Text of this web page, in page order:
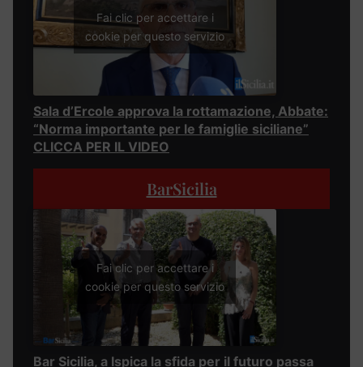
Fai clic per accettare i
cookie per questo servizio
Sala d’Ercole approva la rottamazione, Abbate:
“Norma importante per le famiglie siciliane”
CLICCA PER IL VIDEO
BarSicilia
Fai clic per accettare i
cookie per questo servizio
Bar Sicilia, a Ispica la sfida per il futuro passa